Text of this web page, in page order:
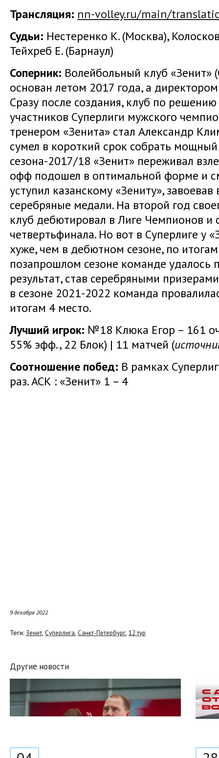
Трансляция: nn-volley.ru/main/
Судьи: Нестеренко К. (Москва),
Тейхреб Е. (Барнаул)
Соперник: Волейбольный клуб «Зенит»
основан летом 2017 года, а
Сразу после создания, клуб по
участников Суперлиги мужского
тренером «Зенита» стал Александр
сумел в короткий срок собрать
сезона-2017/18 «Зенит» переживал
офф подошел в оптимальной форме и
уступил казанскому «Зениту»,
серебряные медали. На второй год
клуб дебютировал в Лиге Чемпионов и
четвертьфинала. Но вот в Суперлиге у
хуже, чем в дебютном сезоне, по
позапрошлом сезоне команде удалось
результат, став серебряными
в сезоне 2021-2022 команда
итогам 4 место.
Лучший игрок: №18 Клюка Егор – 161
55% эфф., 22 Блок) | 11 матчей (
Соотношение побед: В рамках
раз. АСК : «Зенит» 1 – 4
9 декабря 2022
Теги: Зенит, Суперлига, Санкт-Петербург, 12 тур
Другие новости